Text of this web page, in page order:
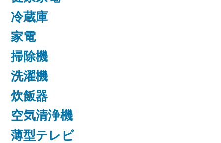
冷蔵庫
家電
掃除機
洗濯機
炊飯器
空気清浄機
薄型テレビ